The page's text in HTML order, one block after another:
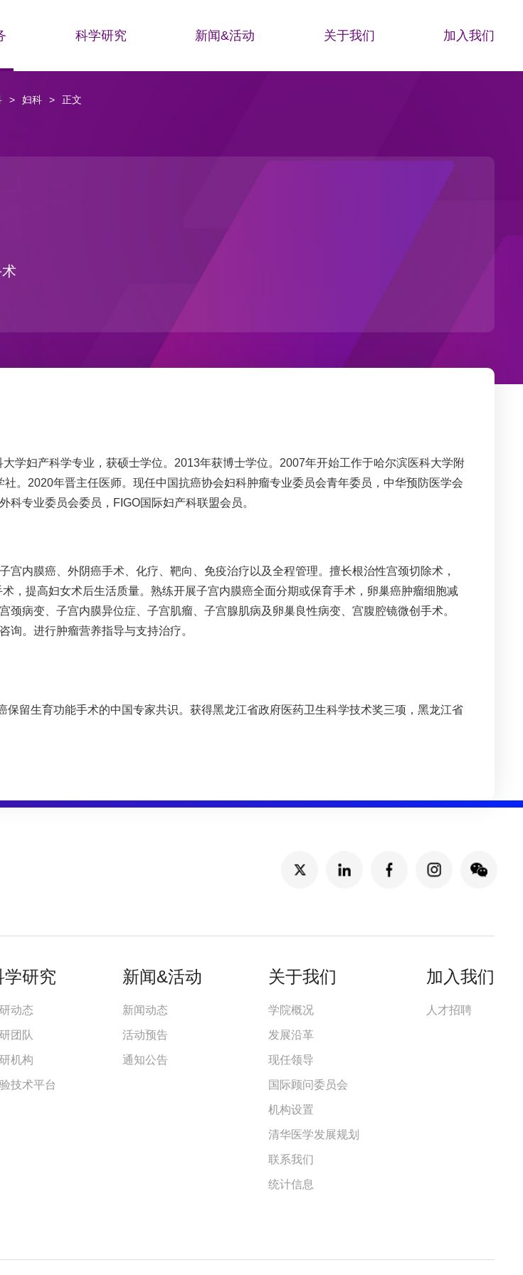
科学研究 新闻&活动 关于我们 加入我们
> 妇科 > 正文
大学妇产科学专业，获硕士学位。2013年获博士学位。2007年开始工作于哈尔滨医科大学附
。2020年晋主任医师。现任中国抗癌协会妇科肿瘤专业委员会青年委员，中华预防医学会
科专业委员会委员，FIGO国际妇产科联盟会员。
膜癌、外阴癌手术、化疗、靶向、免疫治疗以及全程管理。擅长根治性宫颈切除术，
，提高妇女术后生活质量。熟练开展子宫内膜癌全面分期或保育手术，卵巢癌肿瘤细胞减
病变、子宫内膜异位症、子宫肌瘤、子宫腺肌病及卵巢良性病变、宫腹腔镜微创手术。
询。进行肿瘤营养指导与支持治疗。
生育功能手术的中国专家共识。获得黑龙江省政府医药卫生科学技术奖三项，黑龙江省
学研究
动态
团队
机构
技术平台
新闻&活动
新闻动态
活动预告
通知公告
关于我们
学院概况
发展沿革
现任领导
国际顾问委员会
机构设置
清华医学发展规划
联系我们
统计信息
加入我们
人才招聘